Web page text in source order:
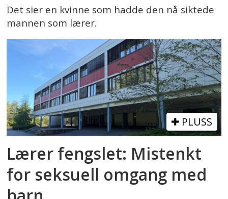
Det sier en kvinne som hadde den nå siktede
mannen som lærer.
PLUSS
Lærer fengslet: Mistenkt
for seksuell omgang med